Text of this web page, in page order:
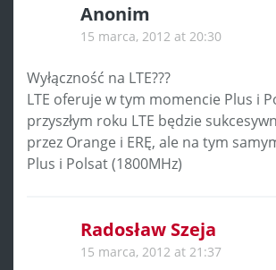
Anonim
15 marca, 2012 at 20:30
Wyłączność na LTE???
LTE oferuje w tym momencie Plus i
przyszłym roku LTE będzie
przez Orange i ERĘ, ale na tym
Plus i Polsat (1800MHz)
Radosław Szeja
15 marca, 2012 at 21:37